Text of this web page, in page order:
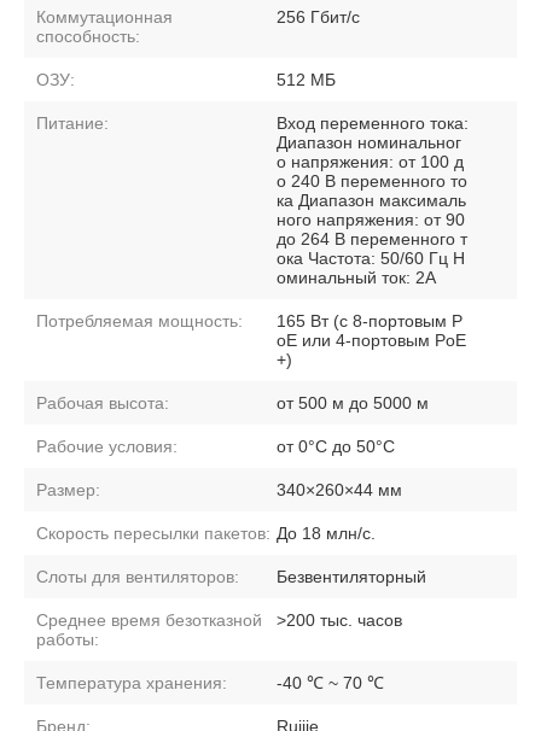
Коммутационная
способность:
256 Гбит/с
ОЗУ: 512 МБ
Питание:
Вход переменного тока:
Диапазон номинальног
о напряжения: от 100 д
о 240 В переменного то
ка Диапазон максималь
ного напряжения: от 90
до 264 В переменного т
ока Частота: 50/60 Гц Н
оминальный ток: 2А
Потребляемая мощность:
165 Вт (с 8-портовым P
oE или 4-портовым PoE
+)
Рабочая высота: от 500 м до 5000 м
Рабочие условия: от 0°C до 50°C
Размер: 340×260×44 мм
Скорость пересылки пакетов: До 18 млн/с.
Слоты для вентиляторов: Безвентиляторный
Среднее время безотказной
работы:
>200 тыс. часов
Температура хранения: -40 ℃ ~ 70 ℃
Бренд: Ruijie